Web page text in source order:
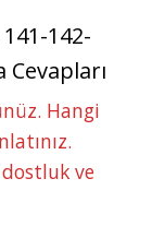
142-
Cevapları
Hangi
ve